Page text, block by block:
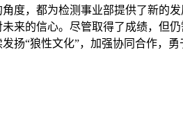
度，都为检测事业部提供了新的
来的信心。尽管取得了成绩，但
“狼性文化”，加强协同合作，勇